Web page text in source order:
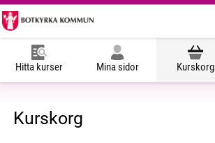
Hitta kurser Mina sidor Kurskorg
Kurskorg